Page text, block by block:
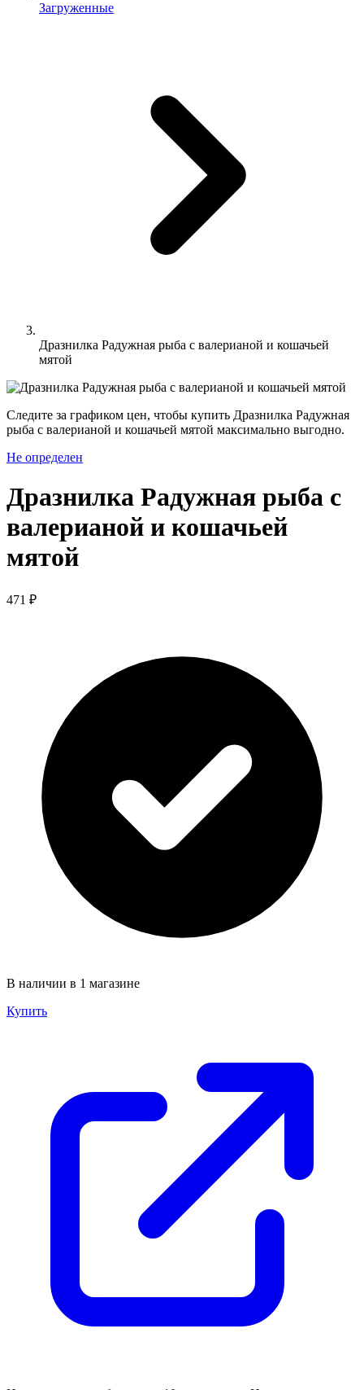
Загруженные
Дразнилка Радужная рыба с валерианой и кошачьей
мятой
Следите за графиком цен, чтобы купить Дразнилка Радужная
рыба с валерианой и кошачьей мятой максимально выгодно.
Не определен
Дразнилка Радужная рыба с
валерианой и кошачьей
мятой
471 ₽
В наличии в 1 магазине
Купить